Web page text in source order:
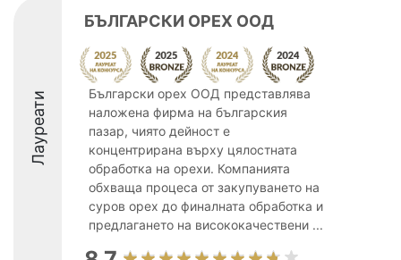
Лауреати
БЪЛГАРСКИ ОРЕХ ООД
Български орех ООД представлява
наложена фирма на българския
пазар, чиято дейност е
концентрирана върху цялостната
обработка на орехи. Компанията
обхваща процеса от закупуването на
суров орех до финалната обработка и
предлагането на висококачествени ...